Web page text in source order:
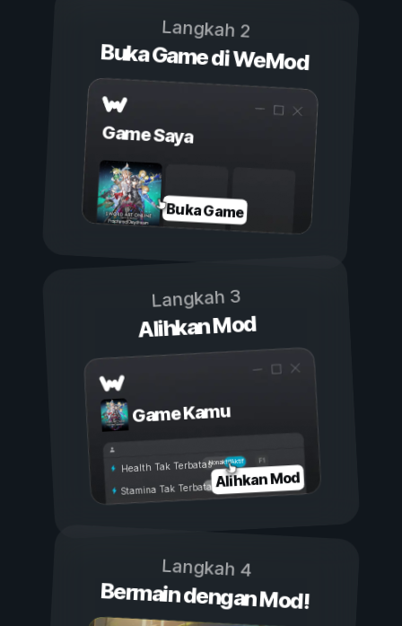
Langkah 2
Buka Game di WeMod
Game Saya
Buka Game
Langkah 3
Alihkan Mod
Game Kamu
Aktif
Nonaktif
Health Tak Terbatas
Stamina Tak TerbatasAlihkan Mod
Langkah 4
Bermain dengan Mod!